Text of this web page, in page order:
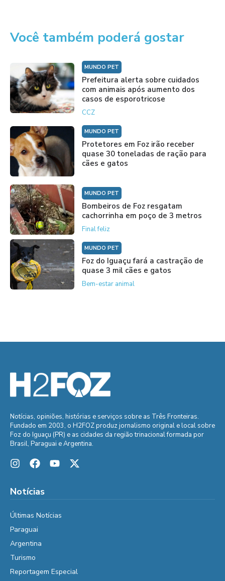
Você também poderá gostar
MUNDO PET
Prefeitura alerta sobre cuidados
com animais após aumento dos
casos de esporotricose
CCZ
MUNDO PET
Protetores em Foz irão receber
quase 30 toneladas de ração para
cães e gatos
MUNDO PET
Bombeiros de Foz resgatam
cachorrinha em poço de 3 metros
Final feliz
MUNDO PET
Foz do Iguaçu fará a castração de
quase 3 mil cães e gatos
Bem-estar animal
Notícias, opiniões, histórias e serviços sobre as Três Fronteiras.
Fundado em 2003, o H2FOZ produz jornalismo original e local sobre
Foz do Iguaçu (PR) e as cidades da região trinacional formada por
Brasil, Paraguai e Argentina.
Notícias
Últimas Notícias
Paraguai
Argentina
Turismo
Reportagem Especial